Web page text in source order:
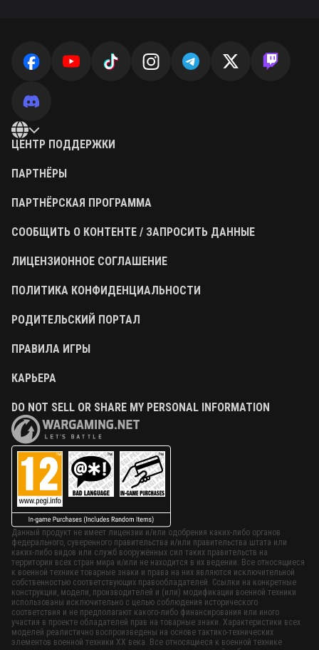
ЦЕНТР ПОДДЕРЖКИ
ПАРТНЁРЫ
ПАРТНЁРСКАЯ ПРОГРАММА
СООБЩИТЬ О КОНТЕНТЕ / ЗАПРОСИТЬ ДАННЫЕ
ЛИЦЕНЗИОННОЕ СОГЛАШЕНИЕ
ПОЛИТИКА КОНФИДЕНЦИАЛЬНОСТИ
РОДИТЕЛЬСКИЙ ПОРТАЛ
ПРАВИЛА ИГРЫ
КАРЬЕРА
DO NOT SELL OR SHARE MY PERSONAL INFORMATION
Данный продукт не имеет лицензии и/или одобрения каких-либо органов
федерального, суверенного правительства и/или правительства штата или
каких-либо видов или служб вооружённых сил таких правительств на
территории всех стран мира и/или не находится в их ведении. Все относящиеся
к военной технике товарные знаки и права на них являются исключительной
собственностью соответствующих правообладателей. Ссылки на конкретные
конструкции, модели, производителей и (или) модификации военной техники
использованы исключительно с целью соблюдения исторического
соответствия и не предполагают какого-либо финансирования или иного
участия в проекте обладателей прав на товарные знаки. Характеристики всех
моделей реалистично воспроизведены на основе тактико-технических
элементов военной техники ХХ века. Все относящиеся к военной технике